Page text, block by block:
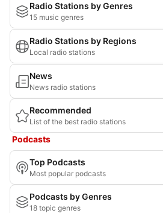
Radio Stations by Genres
15 music genres
Radio Stations by Regions
Local radio stations
News
News radio stations
Recommended
List of the best radio stations
Podcasts
Top Podcasts
Most popular podcasts
Podcasts by Genres
18 topic genres